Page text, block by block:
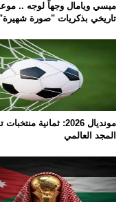
ميسي ويامال وجهاً لوجه ..
تاريخي بذكريات "صورة
مونديال 2026: ثمانية
المجد العالمي